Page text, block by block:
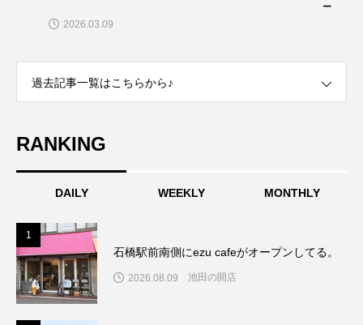
ー
2026.03.09
過去記事一覧はこちらから♪
RANKING
DAILY WEEKLY MONTHLY
1
石橋駅前南側にezu cafeがオープンしてる。
2026.08.09 池田の開店